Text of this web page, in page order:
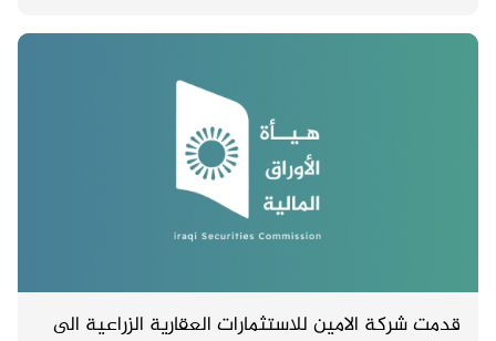
قدمت شركة الامين للاستثمارات العقارية الزراعية الى